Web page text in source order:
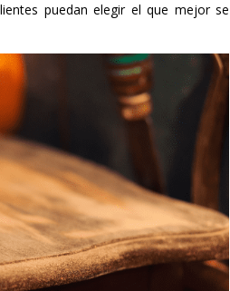
puedan elegir el que mejor se